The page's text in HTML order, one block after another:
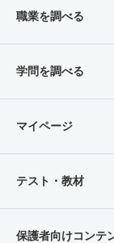
職業を調べる
学問を調べる
マイページ
テスト・教材
保護者向けコンテ